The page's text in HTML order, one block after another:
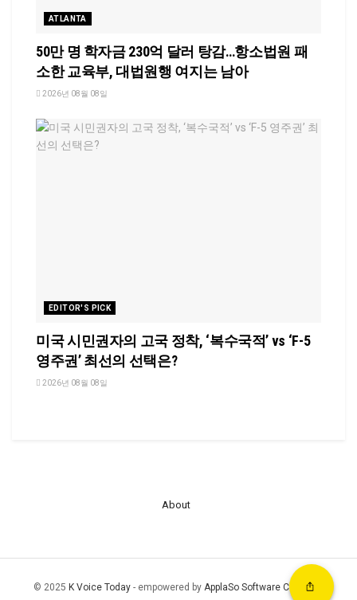
ATLANTA
50만 명 학자금 230억 달러 탕감…항소법원 패
소한 교육부, 대법원행 여지는 남아
2026년 08월 08일
EDITOR'S PICK
미국 시민권자의 고국 정착, ‘복수국적’ vs ‘F-5
영주권’ 최선의 선택은?
2026년 08월 08일
About
© 2025 K Voice Today- empowered by ApplaSo Software Company